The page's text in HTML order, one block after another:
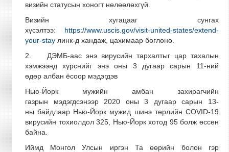
визийн статусын хоногт нөлөөлөхгүй.
Визийн хугацааг сунгах
хүсэлтээ: https://www.uscis.gov/visit-united-states/extend-
your-stayлинк-д хандаж, цахимаар бөглөнө.
2. ДЭМБ-аас энэ вирусийн тархалтыг цар тахалын
хэмжээнд хүрснийг энэ оны 3 дугаар сарын 11-ний
өдөр албан ёсоор мэдэгдэв
Нью-Йорк мужийн амбан захирагчийн
газрын мэдэгдсэнээр 2020 оны 3 дугаар сарын 13-
ны байдлаар Нью-Йорк мужид шинэ төрлийн COVID-19
вирусийн тохиолдол 325, Нью-Йорк хотод 95 болж өссөн
байна.
Иймд Монгол Улсын иргэн Та өөрийн болон гэр